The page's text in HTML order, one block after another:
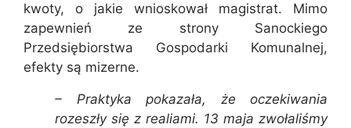
kwoty, o jakie wnioskował magistrat. Mimo
zapewnień ze strony Sanockiego
Przedsiębiorstwa Gospodarki Komunalnej,
efekty są mizerne.
– Praktyka pokazała, że oczekiwania
rozeszły się z realiami. 13 maja zwołaliśmy